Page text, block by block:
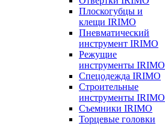
Плоскогубцы и
клещи IRIMO
Пневматический
инструмент IRIMO
Режущие
инструменты IRIMO
Спецодежда IRIMO
Строительные
инструменты IRIMO
Съемники IRIMO
Торцевые головки